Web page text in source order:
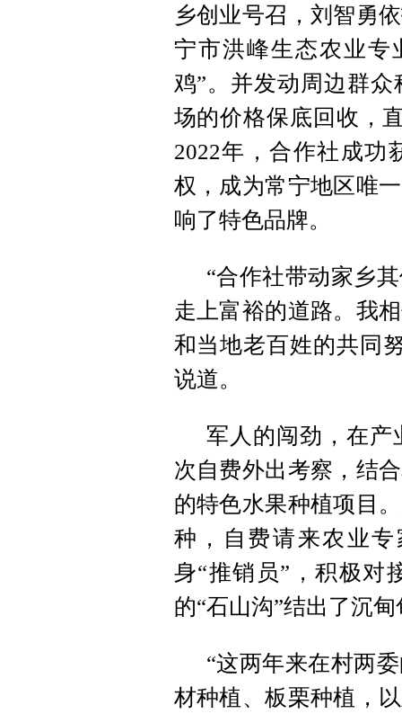
乡创业号召，刘智勇
宁市洪峰生态农业专
鸡”。并发动周边群
场的价格保底回收，
2022年，合作社成功
权，成为常宁地区唯
响了特色品牌。
“合作社带动家乡
走上富裕的道路。我
和当地老百姓的共同
说道。
军人的闯劲，在产
次自费外出考察，结
的特色水果种植项目
种，自费请来农业
身“推销员”，积极对
的“石山沟”结出了沉
“这两年来在村两
材种植、板栗种植，